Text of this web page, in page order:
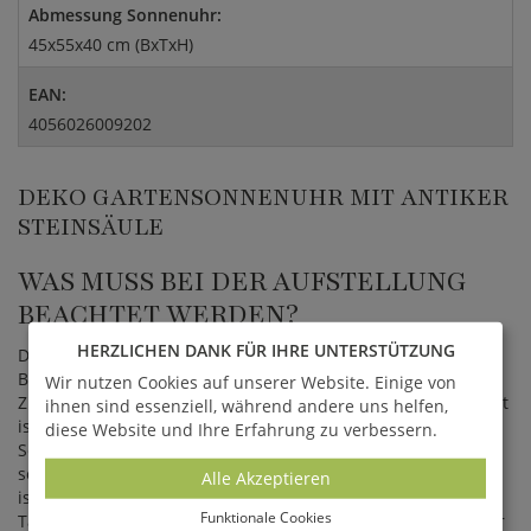
Abmessung Sonnenuhr:
45x55x40 cm (BxTxH)
EAN:
4056026009202
DEKO GARTENSONNENUHR MIT ANTIKER
STEINSÄULE
WAS MUSS BEI DER AUFSTELLUNG
BEACHTET WERDEN?
Die Äquatorial-Sonnenuhr zählt zu den drei häufigsten
Bauarten der Sonnenuhr, wobei ihr Name in der Lage des
Ziffernblattes, das parallel zur Äquatorebene liegt, begründet
ist. Der optimale Standort richtet sich nach dem
Sonnenstand. Bei der Aufstellung sollte auf eine freie,
sonnige Stelle geachtet werden. Für die richtige Kalibrierung
ist es notwendig, sich nach dem höchsten Sonnenstand des
Tages zu richten und die Sonnenuhr gemäß der Neigung der
HERZLICHEN DANK FÜR IHRE UNTERSTÜTZUNG
Wir nutzen Cookies auf unserer Website. Einige von
ihnen sind essenziell, während andere uns helfen,
diese Website und Ihre Erfahrung zu verbessern.
Alle Akzeptieren
Funktionale Cookies